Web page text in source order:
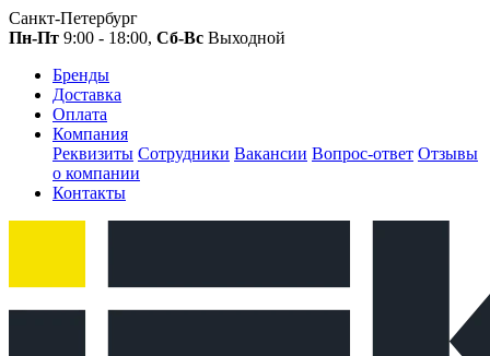
Санкт-Петербург
Пн-Пт 9:00 - 18:00, Сб-Вс Выходной
Бренды
Доставка
Оплата
Компания
Реквизиты Сотрудники Вакансии Вопрос-ответ Отзывы
о компании
Контакты